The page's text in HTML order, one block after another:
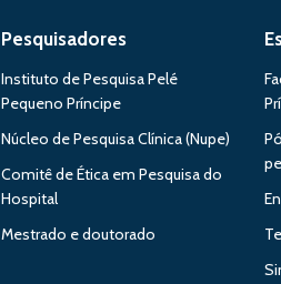
Pesquisadores
Instituto de Pesquisa Pelé
Pequeno Príncipe
Núcleo de Pesquisa Clínica (Nupe)
Comitê de Ética em Pesquisa do
Hospital
Mestrado e doutorado